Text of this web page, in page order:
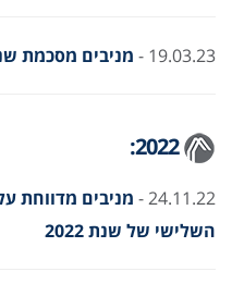
19.03.23 - מניבים מסכמת שנה
2022:
24.11.22 -
מניבים מדווחת
השלישי של שנת 2022